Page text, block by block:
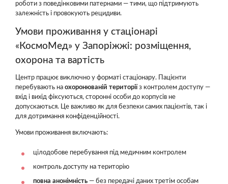
роботи з поведінковими патернами — тими, що підтримують
залежність і провокують рецидиви.
Умови проживання у стаціонарі
«КосмоМед» у Запоріжжі: розміщення,
охорона та вартість
Центр працює виключно у форматі стаціонару. Пацієнти
перебувають на охоронюваній території з контролем доступу —
вхід і вихід фіксуються, сторонні особи до корпусів не
допускаються. Це важливо як для безпеки самих пацієнтів, так і
для дотримання конфіденційності.
Умови проживання включають:
цілодобове перебування під медичним контролем
контроль доступу на територію
повна анонімність — без передачі даних третім особам